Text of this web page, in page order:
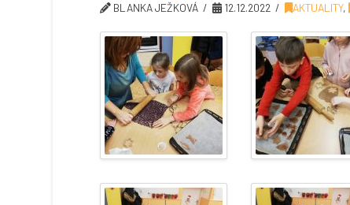
BLANKA JEŽKOVÁ 12.12.2022 AKTUALITY,